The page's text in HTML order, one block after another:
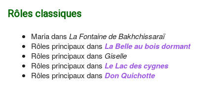
Rôles classiques
Maria dans La Fontaine de Bakhchissaraï
Rôles principaux dans La Belle au bois dormant
Rôles principaux dans Giselle
Rôles principaux dans Le Lac des cygnes
Rôles principaux dans Don Quichotte